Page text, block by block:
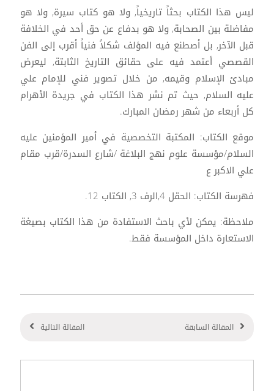
ليس هذا الكتاب بحثاً تاريخياً, ولا هو كتاب سيرة, ولا هو
مفاضلة بين الصحابة, ولا هو بدفاع عن حق أحد في الخلافة
قبل الآخر, بل أصطنع فيه المؤلف شكلاً فنياً أقرب إلى الفن
القصصي أعتمد فيه على حقائق التاريخ الثابتة, ليعرض
مبادئ الإسلام وقيمه, من خلال تصوير فني للإمام علي
عليه السلام, حيث تم نشر هذا الكتاب في جريدة الأهرام
كل أربعاء من شهر رمضان المبارك.
موقع الكتاب: المكتبة التخصصية في أمير المؤمنين عليه
السلام/مؤسسة علوم نهج البلاغة /شارع السدرة/قرب مقام
علي الاكبر ع
فهرسة الكتاب: الحقل 4,الرف 3, الكتاب 12.
ملاحظة: يمكن لأي باحث الاستفادة من هذا الكتاب بصيغة
الاستعارة داخل المؤسسة فقط.
المقالة السابقة المقالة التالية